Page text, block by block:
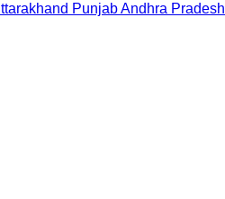
PunjabAndhra Pradesh